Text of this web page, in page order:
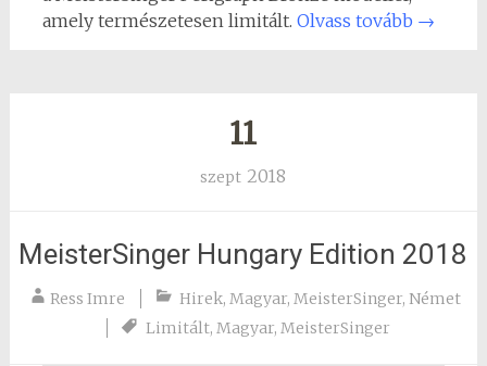
amely természetesen limitált. Olvass tovább →
11
szept 2018
MeisterSinger Hungary Edition 2018
Ress Imre Hirek, Magyar, MeisterSinger, Német
Limitált,Magyar,MeisterSinger